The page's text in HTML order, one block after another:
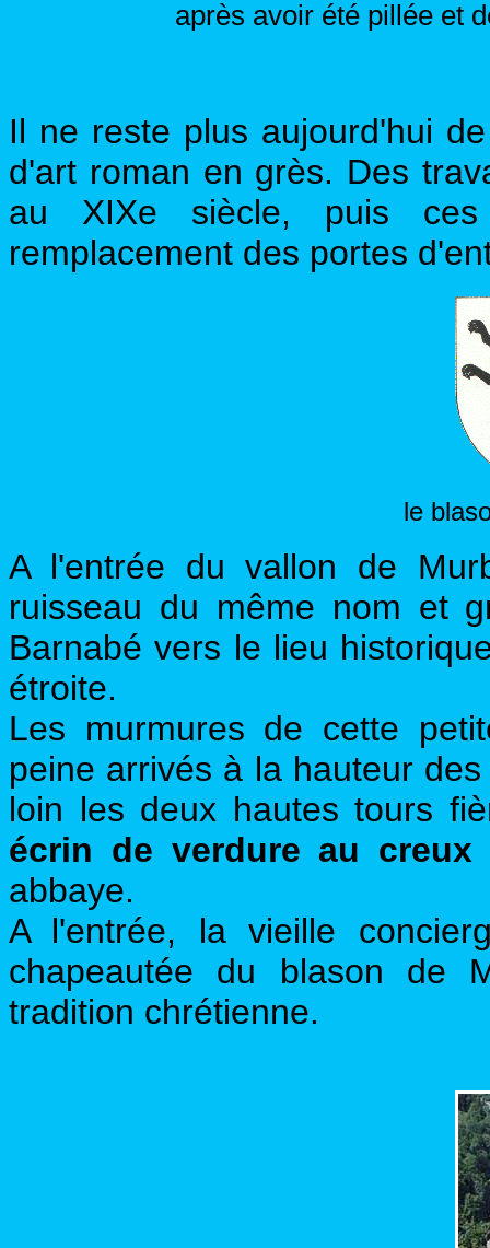
après avoir été pillée et
Il ne reste plus aujourd'hui
d'art roman en grès. Des
au XIXe siècle, puis
remplacement des portes
le
A l'entrée du vallon de
ruisseau du même nom et
Barnabé vers le lieu
étroite.
Les murmures de cette
peine arrivés à la hauteur
loin les deux hautes tours
écrin de verdure au
abbaye.
A l'entrée, la vieille
chapeautée du blason de
tradition chrétienne.